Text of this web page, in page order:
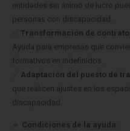
entidades sin ánimo de lucro
personas con discapacidad.
Transformación de
Ayuda para empresas que
formativos en indefinidos.
Adaptación del puesto de
que realicen ajustes en los
discapacidad.
🔹 Condiciones de la ayuda